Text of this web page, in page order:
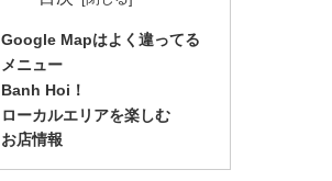
Google Mapはよく違ってる
メニュー
Banh Hoi！
ローカルエリアを楽しむ
お店情報